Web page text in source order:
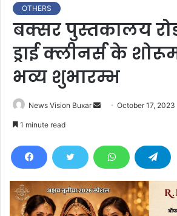
OTHERS
बक्सर पुस्तकालय
ड्राई क्लीनर्स के
भव्य शुभारम्भ
News Vision Buxar
d
e
m
October 17, 2023
1 minute read